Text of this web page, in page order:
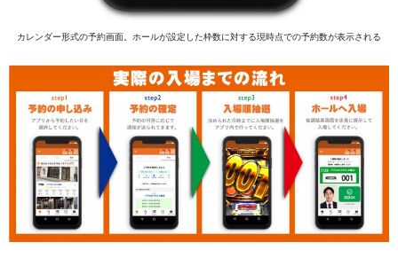
カレンダー形式の予約画面。ホールが設定した枠数に対する現時点での予約数が表示される